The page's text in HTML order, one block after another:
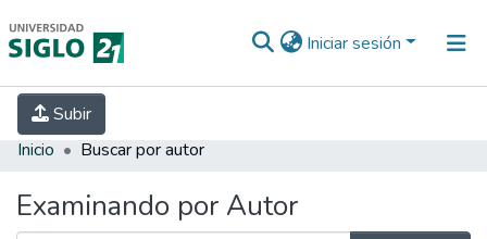
Iniciar sesión
Subir
INICIO EBOOK21
INVESTIGACIÓN
Inicio Buscar por autor
Examinando por Autor